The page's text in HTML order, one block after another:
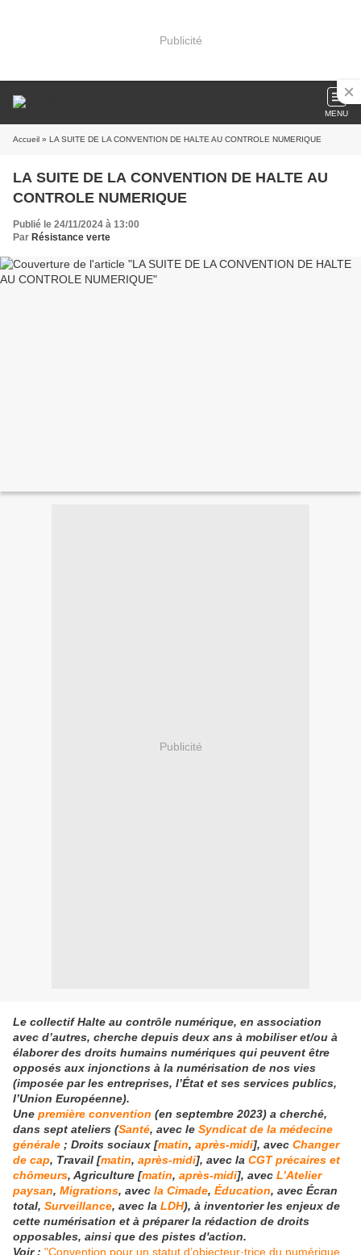
Publicité
MENU
Accueil » LA SUITE DE LA CONVENTION DE HALTE AU CONTROLE NUMERIQUE
LA SUITE DE LA CONVENTION DE HALTE AU
CONTROLE NUMERIQUE
Publié le 24/11/2024 à 13:00
Par Résistance verte
Publicité
Le collectif Halte au contrôle numérique, en association
avec d’autres, cherche depuis deux ans à mobiliser et/ou à
élaborer des droits humains numériques qui peuvent être
opposés aux injonctions à la numérisation de nos vies
(imposée par les entreprises, l’État et ses services publics,
l’Union Européenne).
Une première convention (en septembre 2023) a cherché,
dans sept ateliers (Santé, avec le Syndicat de la médecine
générale ; Droits sociaux [matin, après-midi], avec Changer
de cap, Travail [matin, après-midi], avec la CGT précaires et
chômeurs, Agriculture [matin, après-midi], avec L’Atelier
paysan, Migrations, avec la Cimade, Éducation, avec Écran
total, Surveillance, avec la LDH), à inventorier les enjeux de
cette numérisation et à préparer la rédaction de droits
opposables, ainsi que des pistes d'action.
Voir : "Convention pour un statut d’objecteur·trice du numérique